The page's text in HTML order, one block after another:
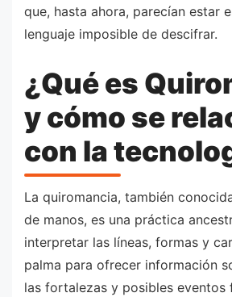
que, hasta ahora, parecían estar
lenguaje imposible de descifrar.
¿Qué es
y cómo se
con la
La quiromancia, también
de manos, es una práctica
interpretar las líneas, formas y
palma para ofrecer información
las fortalezas y posibles eventos